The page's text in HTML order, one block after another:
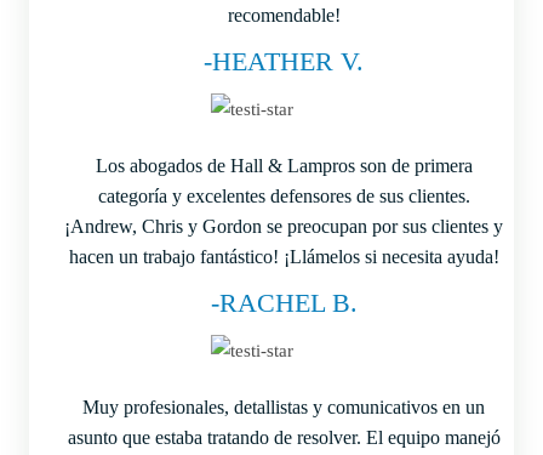
recomendable!
-HEATHER V.
Los abogados de Hall & Lampros son de primera
categoría y excelentes defensores de sus clientes.
¡Andrew, Chris y Gordon se preocupan por sus clientes y
hacen un trabajo fantástico! ¡Llámelos si necesita ayuda!
-RACHEL B.
Muy profesionales, detallistas y comunicativos en un
asunto que estaba tratando de resolver. El equipo manejó